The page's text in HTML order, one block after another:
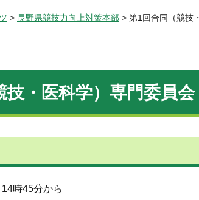
> 長野県競技力向上対策本部 > 第1回合同（競技
技・医科学）専門委員会
時45分から